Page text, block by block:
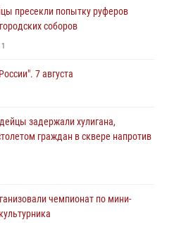
пресекли попытку руферов
соборов
1
7 августа
задержали хулигана,
граждан в сквере напротив
чемпионат по мини-